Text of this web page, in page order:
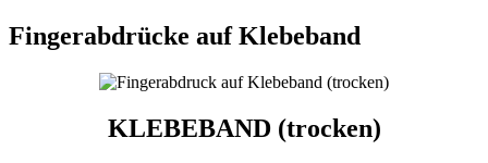
Fingerabdrücke auf Klebeband
KLEBEBAND (trocken)